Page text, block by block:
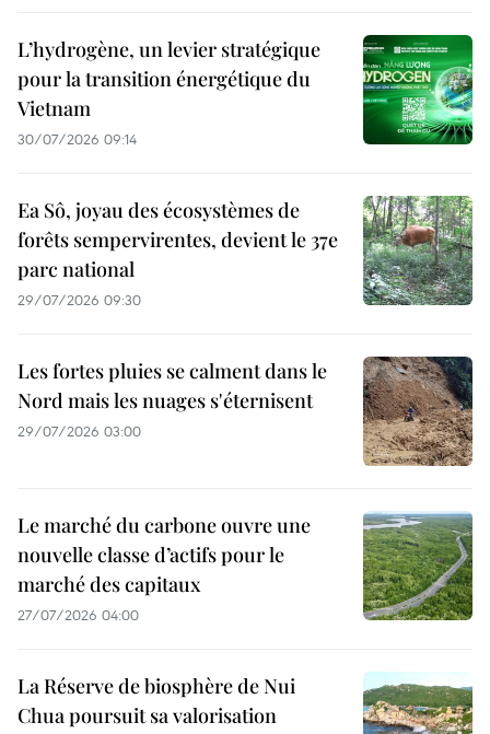
L’hydrogène, un levier stratégique
pour la transition énergétique du
Vietnam
30/07/2026 09:14
Ea Sô, joyau des écosystèmes de
forêts sempervirentes, devient le 37e
parc national
29/07/2026 09:30
Les fortes pluies se calment dans le
Nord mais les nuages s'éternisent
29/07/2026 03:00
Le marché du carbone ouvre une
nouvelle classe d’actifs pour le
marché des capitaux
27/07/2026 04:00
La Réserve de biosphère de Nui
Chua poursuit sa valorisation